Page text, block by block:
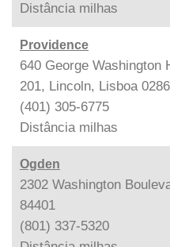
Distância milhas
Providence
640 George Washington
201, Lincoln, Lisboa
(401) 305-6775
Distância milhas
Ogden
2302 Washington
84401
(801) 337-5320